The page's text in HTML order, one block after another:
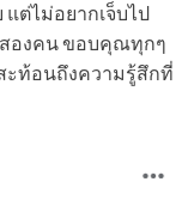
ต่ไม่อยากเจ็บไป
สองคน ขอบคุณทุกๆ
ะท้อนถึงความรู้สึกที่